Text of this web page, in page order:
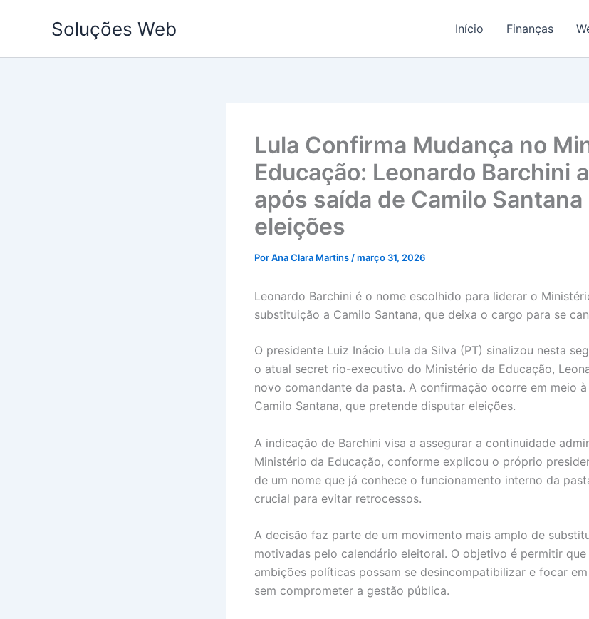
Soluções Web Início Finanças
Lula Confirma Mudança no
Educação: Leonardo Barchini
após saída de Camilo Santana
eleições
PorAna Clara Martins /março 31, 2026
Leonardo Barchini é o nome escolhido para liderar o
substituição a Camilo Santana, que deixa o cargo para se
O presidente Luiz Inácio Lula da Silva (PT) sinalizou nesta
o atual secret rio-executivo do Ministério da Educação,
novo comandante da pasta. A confirmação ocorre em meio
Camilo Santana, que pretende disputar eleições.
A indicação de Barchini visa a assegurar a continuidade
Ministério da Educação, conforme explicou o próprio
de um nome que já conhece o funcionamento interno da
crucial para evitar retrocessos.
A decisão faz parte de um movimento mais amplo de
motivadas pelo calendário eleitoral. O objetivo é permitir
ambições políticas possam se desincompatibilizar e focar em
sem comprometer a gestão pública.